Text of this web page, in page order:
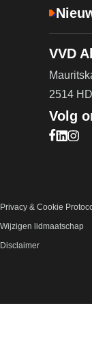
VVD
2514
Volg
Bezoek
Privacy & Cookie
Wijzigen lidmaatschap
Disclaimer